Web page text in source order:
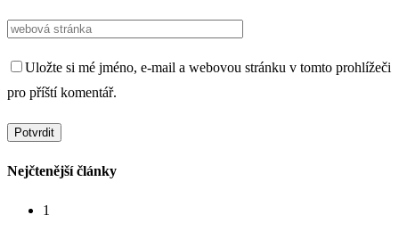
Uložte si mé jméno, e-mail a webovou stránku v tomto prohlížeči
pro příští komentář.
Nejčtenější články
1